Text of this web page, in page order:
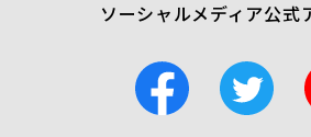
ソーシャルメディア公式
F
a
T
w